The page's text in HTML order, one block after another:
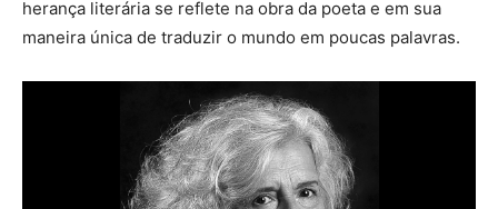
herança literária se reflete na obra da poeta e em sua
maneira única de traduzir o mundo em poucas palavras.